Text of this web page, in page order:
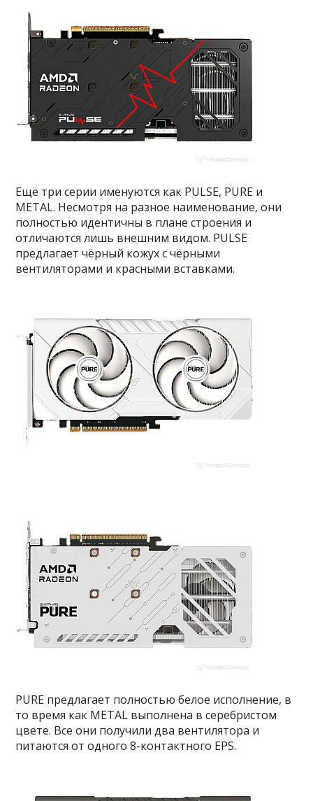
Ещё три серии именуются как PULSE, PURE и
METAL. Несмотря на разное наименование, они
полностью идентичны в плане строения и
отличаются лишь внешним видом. PULSE
предлагает чёрный кожух с чёрными
вентиляторами и красными вставками.
PURE предлагает полностью белое исполнение, в
то время как METAL выполнена в серебристом
цвете. Все они получили два вентилятора и
питаются от одного 8-контактного EPS.